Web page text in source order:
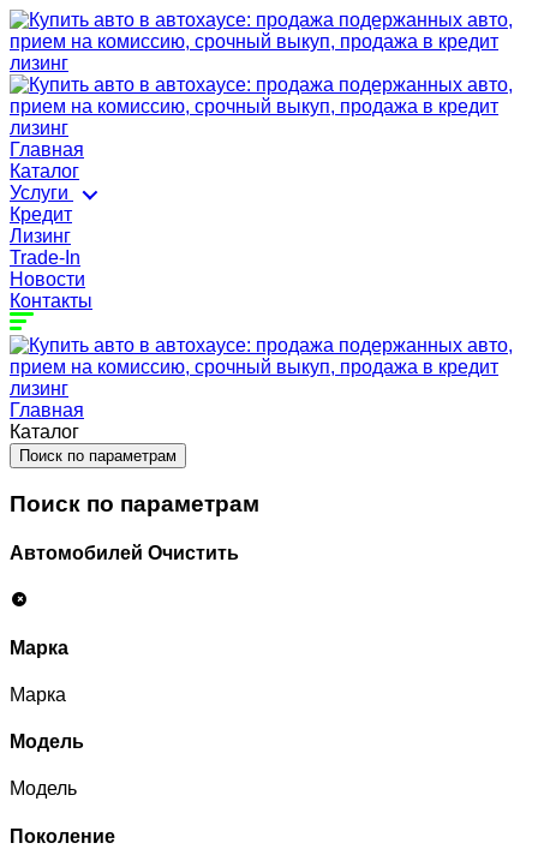
Главная
Каталог
Услуги
Кредит
Лизинг
Trade-In
Новости
Контакты
Главная
Каталог
Поиск по параметрам
Поиск по параметрам
Автомобилей Очистить
Марка
Марка
Модель
Модель
Поколение